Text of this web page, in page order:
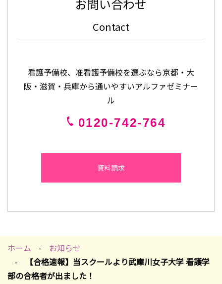
お問い合わせ
Contact
看護予備校、准看護予備校を選ぶなら京都・大
阪・滋賀・兵庫から通いやすいアルファゼミナー
ル
0120-742-764
資料請求
ホーム
お知らせ
【合格速報】当スクールより武庫川女子大学 看護学
部の合格者が出ました！